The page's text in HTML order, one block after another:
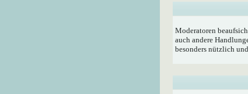
Moderatoren
auch andere
besonders nützlich